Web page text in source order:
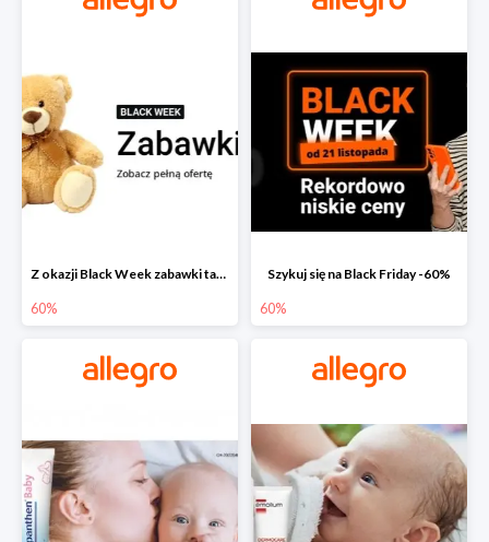
Z okazji Black Week zabawki taniej na allegro.pl
60%
Szykuj się na Black Friday -60%
60%